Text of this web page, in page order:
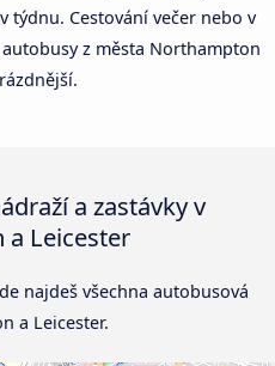
týdnu. Cestování večer nebo v
z města Northampton
a zastávky v
Leicester
najdeš všechna autobusová
a Leicester.